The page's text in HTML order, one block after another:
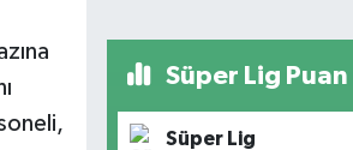
Süper Lig
Süper Lig